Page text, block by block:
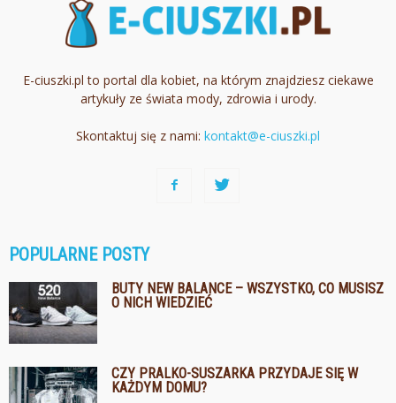
E-ciuszki.pl to portal dla kobiet, na którym znajdziesz ciekawe
artykuły ze świata mody, zdrowia i urody.
Skontaktuj się z nami: kontakt@e-ciuszki.pl
POPULARNE POSTY
BUTY NEW BALANCE – WSZYSTKO, CO MUSISZ
O NICH WIEDZIEĆ
CZY PRALKO-SUSZARKA PRZYDAJE SIĘ W
KAŻDYM DOMU?